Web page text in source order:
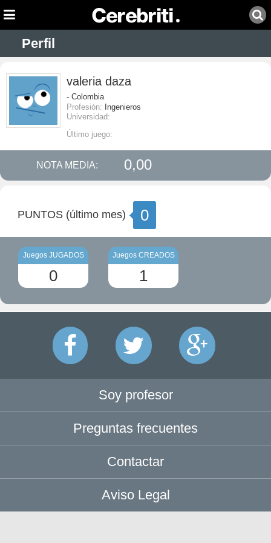
Perfil
valeria daza
- Colombia
Profesión: Ingenieros
Universidad:
Último juego:
NOTA MEDIA: 0,00
PUNTOS (último mes) 0
Juegos JUGADOS
0
Juegos CREADOS
1
Soy profesor
Preguntas frecuentes
Contactar
Aviso Legal